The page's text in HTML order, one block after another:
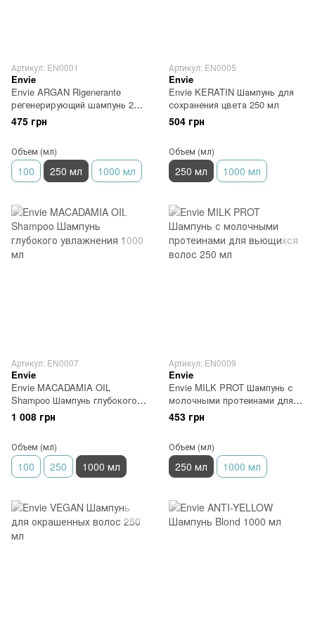
Артикул: EN0001
Envie
Envie ARGAN Rigenerante
регенерирующий шампунь 250
мл
475 грн
Объем (мл)
100 250 мл 1000 мл
Артикул: EN0005
Envie
Envie KERATIN Шампунь для
сохранения цвета 250 мл
504 грн
Объем (мл)
250 мл 1000 мл
Артикул: EN0007
Envie
Envie MACADAMIA OIL
Shampoo Шампунь глубокого
увлажнения 1000 мл
1 008 грн
Объем (мл)
100 250 1000 мл
Артикул: EN0009
Envie
Envie MILK PROT Шампунь с
молочными протеинами для
вьющихся волос 250 мл
453 грн
Объем (мл)
250 мл 1000 мл